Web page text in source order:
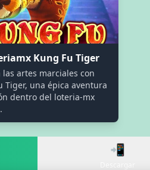
Kung Fu Tiger
las artes marciales con
Tiger, una épica aventura
dentro del loteria-mx
📲